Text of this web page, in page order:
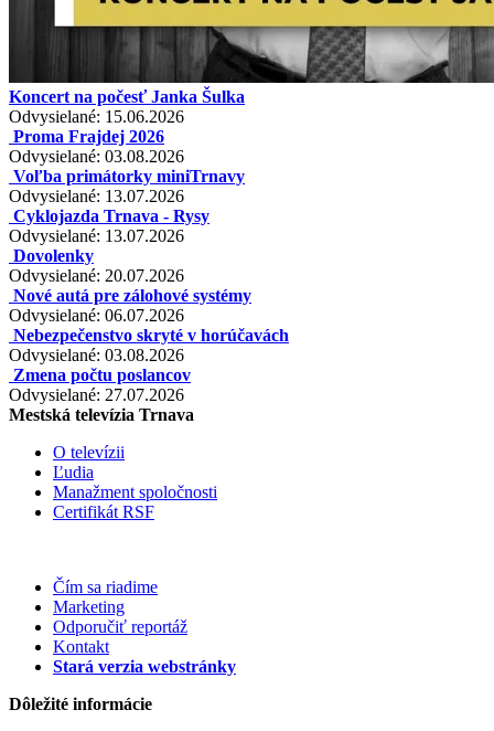
Koncert na počesť Janka Šulka
Odvysielané: 15.06.2026
Proma Frajdej 2026
Odvysielané: 03.08.2026
Voľba primátorky miniTrnavy
Odvysielané: 13.07.2026
Cyklojazda Trnava - Rysy
Odvysielané: 13.07.2026
Dovolenky
Odvysielané: 20.07.2026
Nové autá pre zálohové systémy
Odvysielané: 06.07.2026
Nebezpečenstvo skryté v horúčavách
Odvysielané: 03.08.2026
Zmena počtu poslancov
Odvysielané: 27.07.2026
Mestská televízia Trnava
O televízii
Ľudia
Manažment spoločnosti
Certifikát RSF
Čím sa riadime
Marketing
Odporučiť reportáž
Kontakt
Stará verzia webstránky
Dôležité informácie